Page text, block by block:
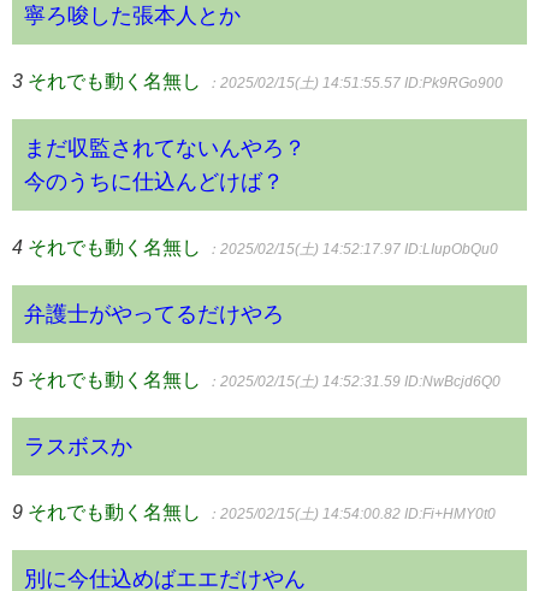
寧ろ唆した張本人とか
3 それでも動く名無し ：2025/02/15(土) 14:51:55.57 ID:Pk9RGo900
まだ収監されてないんやろ？
今のうちに仕込んどけば？
4 それでも動く名無し ：2025/02/15(土) 14:52:17.97 ID:LIupObQu0
弁護士がやってるだけやろ
5 それでも動く名無し ：2025/02/15(土) 14:52:31.59 ID:NwBcjd6Q0
ラスボスか
9 それでも動く名無し ：2025/02/15(土) 14:54:00.82 ID:Fi+HMY0t0
別に今仕込めばエエだけやん